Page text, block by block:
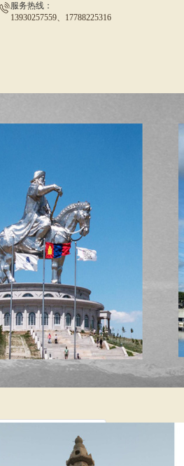
服务热线：
13930257559、17788225316